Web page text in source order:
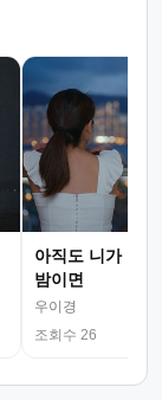
아직도 니가 그
밤이면
우이경
조회수 26